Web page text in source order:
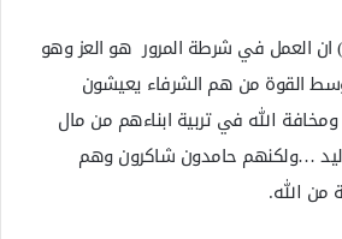
ان العمل في شرطة المرور هو العز وهو
القوة من هم الشرفاء يعيشون
ومخافة الله في تربية ابناءهم من مال
…ولكنهم حامدون شاكرون وهم
من الله.